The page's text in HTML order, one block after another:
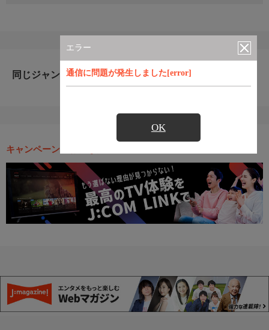
エラー
通信に問題が発生しました[error]
OK
同じジャンルのおすすめ番組
キャンペーン・お得な情報